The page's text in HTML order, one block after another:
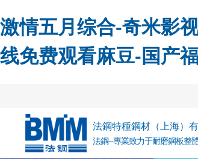
激情五月综合-奇米影
线免费观看麻豆-国产
法鋼特種鋼材（上海）
法鋼--專業致力于耐磨鋼板整